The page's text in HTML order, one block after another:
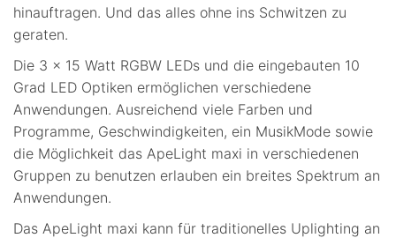
hinauftragen. Und das alles ohne ins Schwitzen zu
geraten.
Die 3 x 15 Watt RGBW LEDs und die eingebauten 10
Grad LED Optiken ermöglichen verschiedene
Anwendungen. Ausreichend viele Farben und
Programme, Geschwindigkeiten, ein MusikMode sowie
die Möglichkeit das ApeLight maxi in verschiedenen
Gruppen zu benutzen erlauben ein breites Spektrum an
Anwendungen.
Das ApeLight maxi kann für traditionelles Uplighting an